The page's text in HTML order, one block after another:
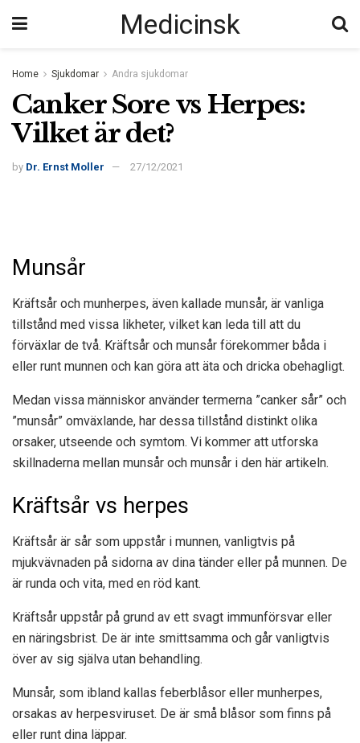
Medicinsk
Home Sjukdomar Andra sjukdomar
Canker Sore vs Herpes:
Vilket är det?
by Dr. Ernst Moller 27/12/2021
Munsår
Kräftsår och munherpes, även kallade munsår, är vanliga
tillstånd med vissa likheter, vilket kan leda till att du
förväxlar de två. Kräftsår och munsår förekommer båda i
eller runt munnen och kan göra att äta och dricka obehagligt.
Medan vissa människor använder termerna ”canker sår” och
”munsår” omväxlande, har dessa tillstånd distinkt olika
orsaker, utseende och symtom. Vi kommer att utforska
skillnaderna mellan munsår och munsår i den här artikeln.
Kräftsår vs herpes
Kräftsår är sår som uppstår i munnen, vanligtvis på
mjukvävnaden på sidorna av dina tänder eller på munnen. De
är runda och vita, med en röd kant.
Kräftsår uppstår på grund av ett svagt immunförsvar eller
en näringsbrist. De är inte smittsamma och går vanligtvis
över av sig själva utan behandling.
Munsår, som ibland kallas feberblåsor eller munherpes,
orsakas av herpesviruset. De är små blåsor som finns på
eller runt dina läppar.